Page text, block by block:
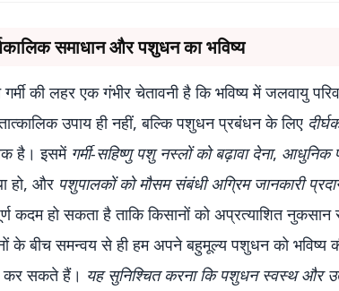
समाधान और पशुधन का भविष्य
गर्मी की लहर एक गंभीर चेतावनी है कि भविष्य में जलवायु
उपाय ही नहीं, बल्कि पशुधन प्रबंधन के लिए
है। इसमें गर्मी-सहिष्णु पशु नस्लों को बढ़ावा देना, आधुनिक
हो, और पशुपालकों को मौसम संबंधी अग्रिम जानकारी
कदम हो सकता है ताकि किसानों को अप्रत्याशित
के बीच समन्वय से ही हम अपने बहुमूल्य पशुधन को भविष्य
कर सकते हैं। यह सुनिश्चित करना कि पशुधन स्वस्थ और